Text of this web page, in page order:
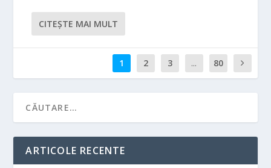
CITEŞTE MAI MULT
1 2 3 ... 80
ARTICOLE RECENTE